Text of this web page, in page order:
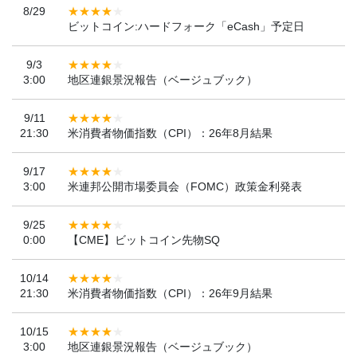
8/29
ビットコイン:ハードフォーク「eCash」予定日
9/3
3:00
地区連銀景況報告（ベージュブック）
9/11
21:30
米消費者物価指数（CPI）：26年8月結果
9/17
3:00
米連邦公開市場委員会（FOMC）政策金利発表
9/25
0:00
【CME】ビットコイン先物SQ
10/14
21:30
米消費者物価指数（CPI）：26年9月結果
10/15
3:00
地区連銀景況報告（ベージュブック）